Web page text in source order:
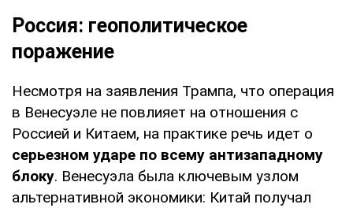
Россия: геополитическое
поражение
Несмотря на заявления Трампа, что операция
в Венесуэле не повлияет на отношения с
Россией и Китаем, на практике речь идет о
серьезном ударе по всему антизападному
блоку. Венесуэла была ключевым узлом
альтернативной экономики: Китай получал